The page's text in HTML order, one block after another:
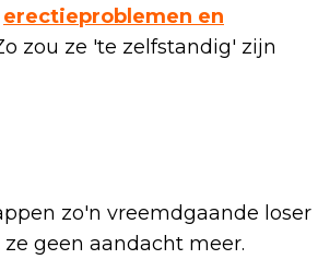
erectieproblemen en
zou ze 'te zelfstandig' zijn
zo'n vreemdgaande loser
geen aandacht meer.